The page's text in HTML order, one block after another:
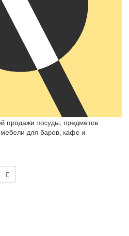
продажи посуды, предметов
для баров, кафе и